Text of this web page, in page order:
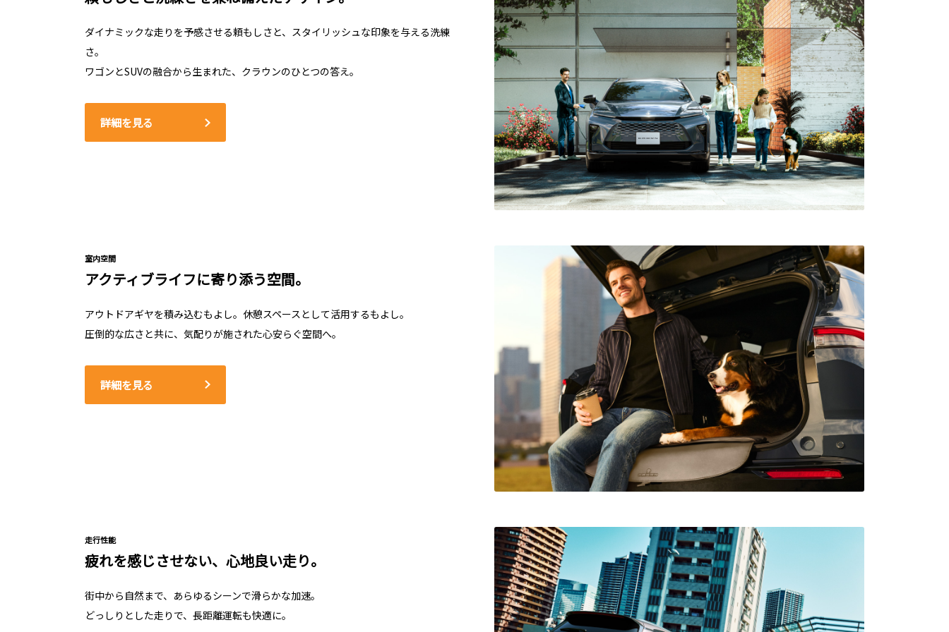
ダイナミックな走りを予感させる頼もしさと、スタイリッシュな印象を与える洗練
さ。
ワゴンとSUVの融合から生まれた、クラウンのひとつの答え。
詳細を見る
室内空間
アクティブライフに寄り添う空間。
アウトドアギヤを積み込むもよし。休憩スペースとして活用するもよし。
圧倒的な広さと共に、気配りが施された心安らぐ空間へ。
詳細を見る
走行性能
疲れを感じさせない、心地良い走り。
街中から自然まで、あらゆるシーンで滑らかな加速。
どっしりとした走りで、長距離運転も快適に。